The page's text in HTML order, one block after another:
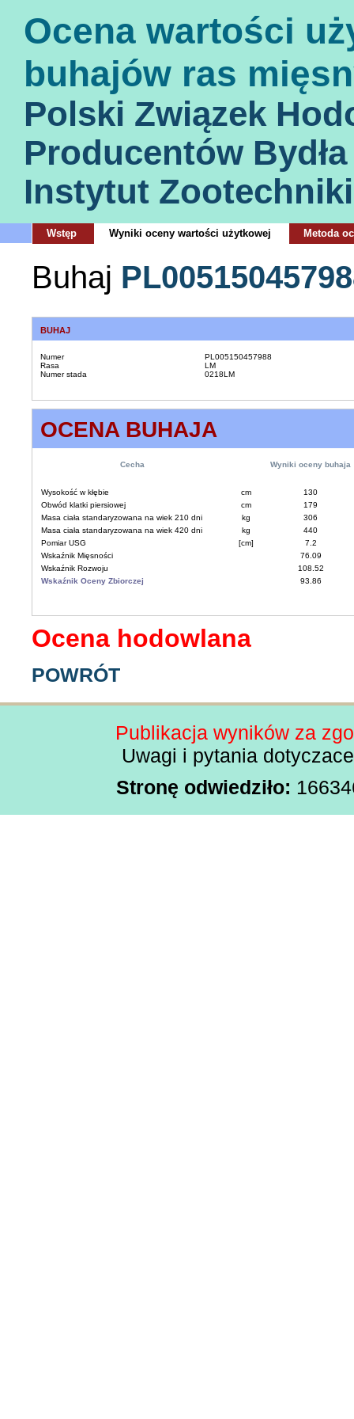
Ocena wartości
buhajów ras
Polski Związek
Producentów
Instytut
Wstęp Wyniki oceny wartości użytkowej Metoda
Buhaj
BUHAJ
Numer
PL005150457988
Rasa
LM
Numer stada
0218LM
OCENA BUHAJA
Cecha Wyniki oceny buhaja
Wysokość w kłębie cm
130
Obwód klatki piersiowej
cm
179
Masa ciała standaryzowana na wiek 210 dni
kg
306
Masa ciała standaryzowana na wiek 420 dni
kg
440
Pomiar USG
[cm]
7.2
Wskaźnik Mięsności
76.09
Wskaźnik Rozwoju
108.52
Wskaźnik Oceny Zbiorczej
93.86
Ocena hodowlana
POWRÓT
Publikacja wyników za
Uwagi i pytania
Stronę odwiedziło: